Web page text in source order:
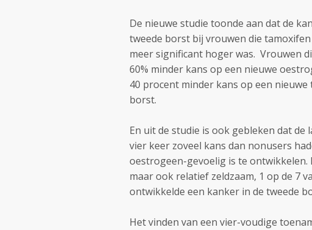
De nieuwe studie toonde aan dat de
tweede borst bij vrouwen die
meer significant hoger was. Vrouwen
60% minder kans op een nieuwe
40 procent minder kans op een
borst.
En uit de studie is ook gebleken dat
vier keer zoveel kans dan nonusers
oestrogeen-gevoelig is te
maar ook relatief zeldzaam, 1 op de 7
ontwikkelde een kanker in de tweede
Het vinden van een vier-voudige